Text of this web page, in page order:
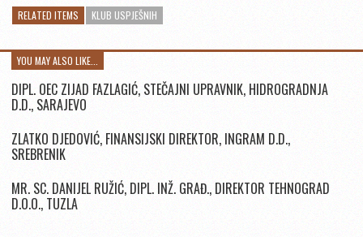
RELATED ITEMS KLUB USPJEŠNIH
YOU MAY ALSO LIKE...
DIPL. OEC ZIJAD FAZLAGIĆ, STEČAJNI UPRAVNIK, HIDROGRADNJA
D.D., SARAJEVO
ZLATKO DJEDOVIĆ, FINANSIJSKI DIREKTOR, INGRAM D.D.,
SREBRENIK
MR. SC. DANIJEL RUŽIĆ, DIPL. INŽ. GRAĐ., DIREKTOR TEHNOGRAD
D.O.O., TUZLA